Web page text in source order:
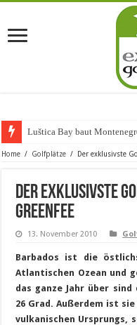
Luštica Bay baut
Home / Golfplätze / Der exklusivste
Der exklusivste
Greenfee
13. November 2010
Barbados ist die
Atlantischen Ozean und
das ganze Jahr über
26 Grad. Außerdem ist
vulkanischen Ursprungs,